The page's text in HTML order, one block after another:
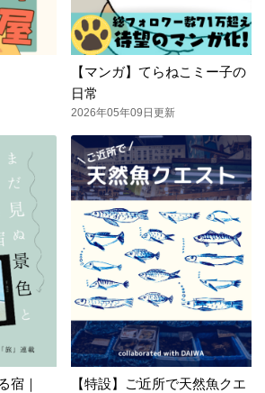
【マンガ】てらねこミー子の
日常
2026年05年09日更新
宿｜
【特設】ご近所で天然魚クエ